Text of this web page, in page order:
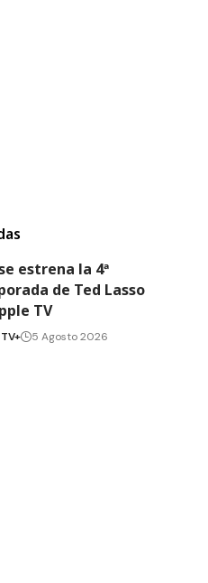
estrena la 4ª
de Ted Lasso
TV
5 Agosto 2026